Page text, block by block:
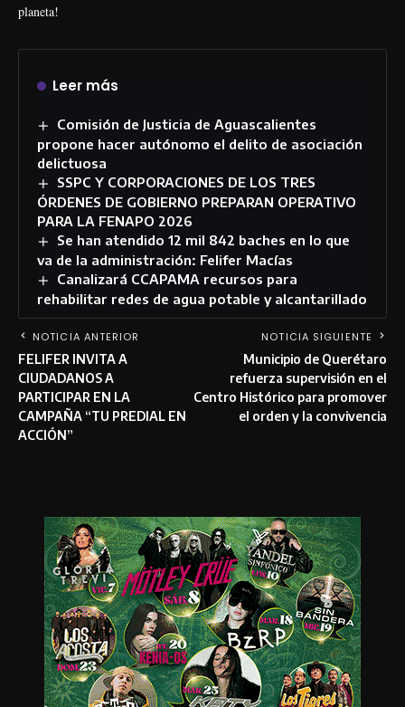
planeta!
Leer más
Comisión de Justicia de Aguascalientes
propone hacer autónomo el delito de asociación
delictuosa
SSPC Y CORPORACIONES DE LOS TRES
ÓRDENES DE GOBIERNO PREPARAN OPERATIVO
PARA LA FENAPO 2026
Se han atendido 12 mil 842 baches en lo que
va de la administración: Felifer Macías
Canalizará CCAPAMA recursos para
rehabilitar redes de agua potable y alcantarillado
NOTICIA ANTERIOR
FELIFER INVITA A
CIUDADANOS A
PARTICIPAR EN LA
CAMPAÑA “TU PREDIAL EN
ACCIÓN”
NOTICIA SIGUIENTE
Municipio de Querétaro
refuerza supervisión en el
Centro Histórico para promover
el orden y la convivencia